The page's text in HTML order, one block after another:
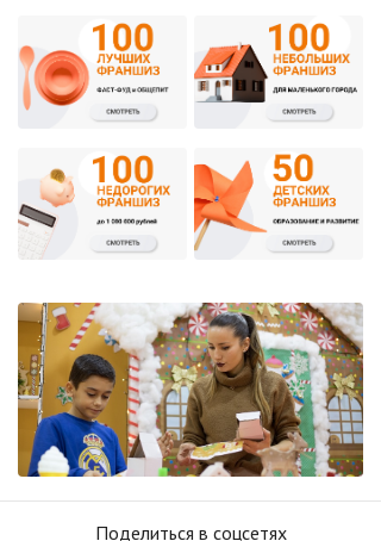
Поделиться в соцсетях